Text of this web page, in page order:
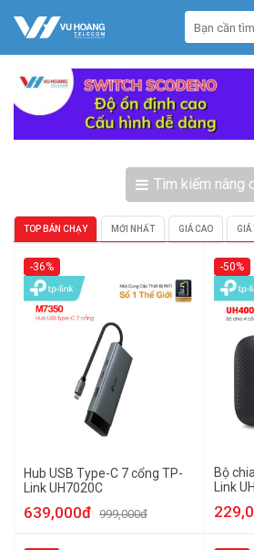
Tìm kiếm nâng
TOP BÁN CHẠY MỚI NHẤT GIÁ CAO GIÁ
-36%
Hub USB Type-C 7 cổng TP-
Link UH7020C
639,000đ 999,000đ
-50%
Bộ
Link